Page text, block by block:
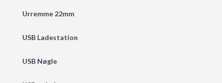
Urremme 22mm
USB Ladestation
USB Nøgle